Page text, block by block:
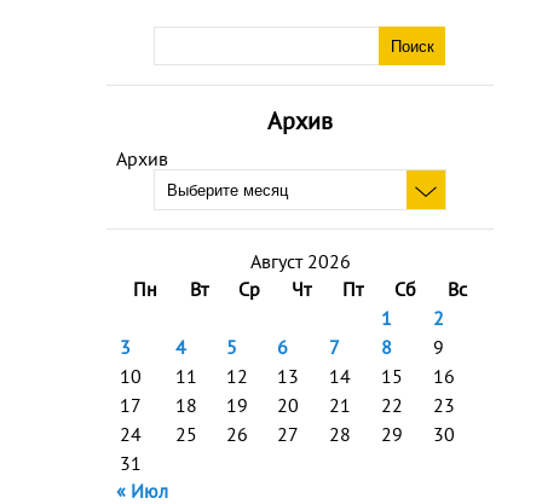
Архив
Архив
Август 2026
Пн
Вт Ср Чт Пт Сб
Вс
1
2
3
4 5 6 7 8
9
10
11 12 13 14 15
16
17
18 19 20 21 22
23
24
25 26 27 28 29
30
31
« Июл